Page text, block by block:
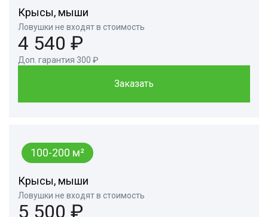
Крысы, мыши
Ловушки не входят в стоимость
4 540 ₽
Доп. гарантия 300 ₽
Заказать
100-200 м²
Крысы, мыши
Ловушки не входят в стоимость
5 500 ₽